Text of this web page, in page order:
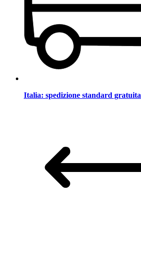
Italia: spedizione standard gratuita